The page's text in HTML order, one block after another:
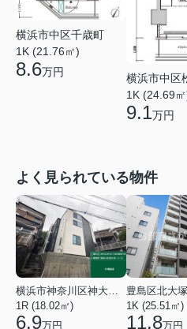
横浜市中区千歳町
1K (21.76㎡)
8.6万円
横浜市中区
1K (24.69
9.1万円
よく見られている物件
横浜市神奈川区神大寺１丁目
1R (18.02㎡)
6.9万円
豊島区北大
1K (25.51㎡)
11.8万円